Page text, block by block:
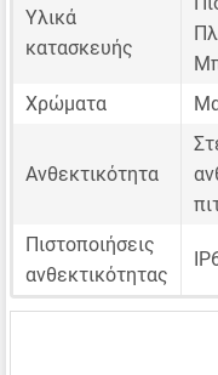
Υλικά
κατασκευής
Χρώματα
Ανθεκτικότητα
Πιστοποιήσεις
ανθεκτικότητας